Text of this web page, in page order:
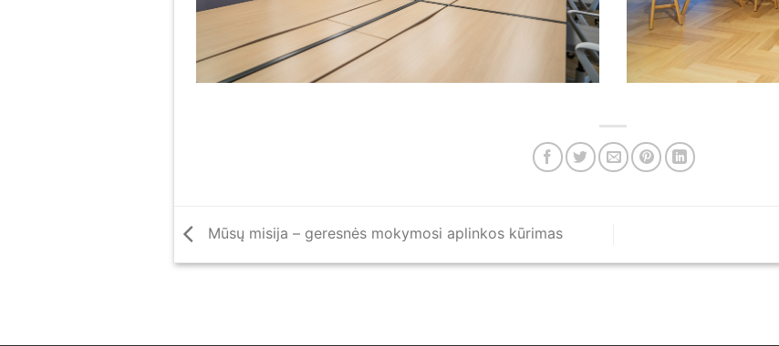
Mūsų misija – geresnės mokymosi aplinkos kūrimas